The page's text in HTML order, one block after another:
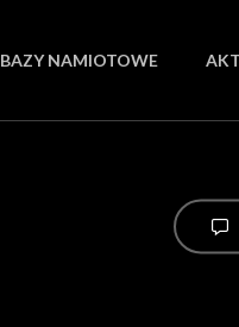
BAZY NAMIOTOWE